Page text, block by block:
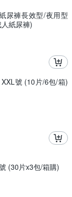
尿褲長效型/夜用型
紙尿褲)
號 (10片/6包/箱)
(30片x3包/箱購)